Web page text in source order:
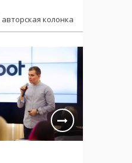
авторская колонка